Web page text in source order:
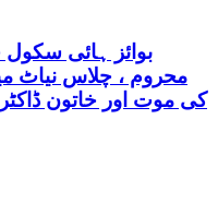
بوائز ہائی
محروم ، چلاس نیاٹ
کی موت اور خاتون